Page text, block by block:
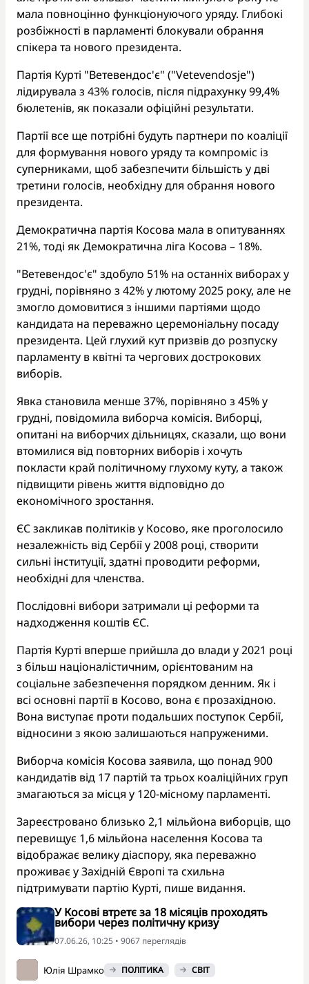
мала повноцінно функціонуючого уряду. Глибокі
розбіжності в парламенті блокували обрання
спікера та нового президента.
Партія Курті "Ветевендос'є" ("Vetevendosje")
лідирувала з 43% голосів, після підрахунку 99,4%
бюлетенів, як показали офіційні результати.
Партії все ще потрібні будуть партнери по коаліції
для формування нового уряду та компроміс із
суперниками, щоб забезпечити більшість у дві
третини голосів, необхідну для обрання нового
президента.
Демократична партія Косова мала в опитуваннях
21%, тоді як Демократична ліга Косова – 18%.
"Ветевендос'є" здобуло 51% на останніх виборах у
грудні, порівняно з 42% у лютому 2025 року, але не
змогло домовитися з іншими партіями щодо
кандидата на переважно церемоніальну посаду
президента. Цей глухий кут призвів до розпуску
парламенту в квітні та чергових дострокових
виборів.
Явка становила менше 37%, порівняно з 45% у
грудні, повідомила виборча комісія. Виборці,
опитані на виборчих дільницях, сказали, що вони
втомилися від повторних виборів і хочуть
покласти край політичному глухому куту, а також
підвищити рівень життя відповідно до
економічного зростання.
ЄС закликав політиків у Косово, яке проголосило
незалежність від Сербії у 2008 році, створити
сильні інституції, здатні проводити реформи,
необхідні для членства.
Послідовні вибори затримали ці реформи та
надходження коштів ЄС.
Партія Курті вперше прийшла до влади у 2021 році
з більш націоналістичним, орієнтованим на
соціальне забезпечення порядком денним. Як і
всі основні партії в Косово, вона є прозахідною.
Вона виступає проти подальших поступок Сербії,
відносини з якою залишаються напруженими.
Виборча комісія Косова заявила, що понад 900
кандидатів від 17 партій та трьох коаліційних груп
змагаються за місця у 120-місному парламенті.
Зареєстровано близько 2,1 мільйона виборців, що
перевищує 1,6 мільйона населення Косова та
відображає велику діаспору, яка переважно
проживає у Західній Європі та схильна
підтримувати партію Курті, пише видання.
У Косові втретє за 18 місяців проходять
вибори через політичну кризу
07.06.26, 10:25 • 9067 переглядiв
Юлія Шрамко ПОЛІТИКА СВІТ